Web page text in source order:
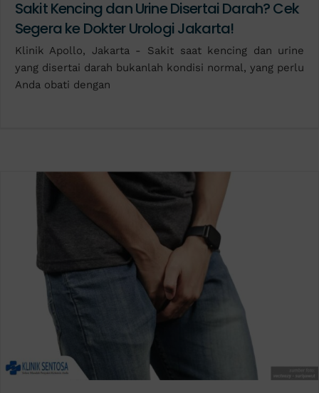
Sakit Kencing dan Urine Disertai Darah? Cek
Segera ke Dokter Urologi Jakarta!
Klinik Apollo, Jakarta - Sakit saat kencing dan urine
yang disertai darah bukanlah kondisi normal, yang perlu
Anda obati dengan